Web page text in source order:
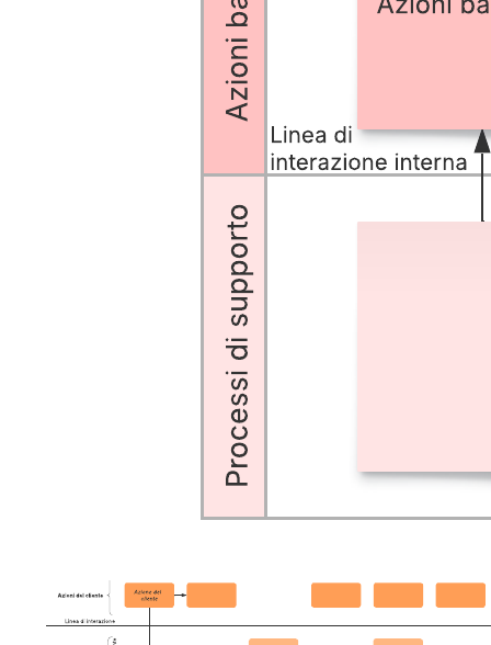
Questo modello di piano di servizio con sequenza temporale può
Visualizzare le connessioni tra servizi e processi in un
Mostrare inefficienze o punti deboli nel tuo processo attuale.
Apri questo modello e aggiungi contenuti per adattare questo piano